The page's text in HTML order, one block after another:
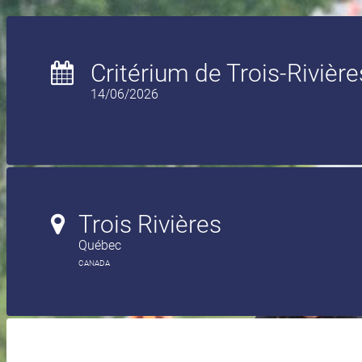
Critérium de Trois-
14/06/2026
Trois Rivières
Québec
CANADA